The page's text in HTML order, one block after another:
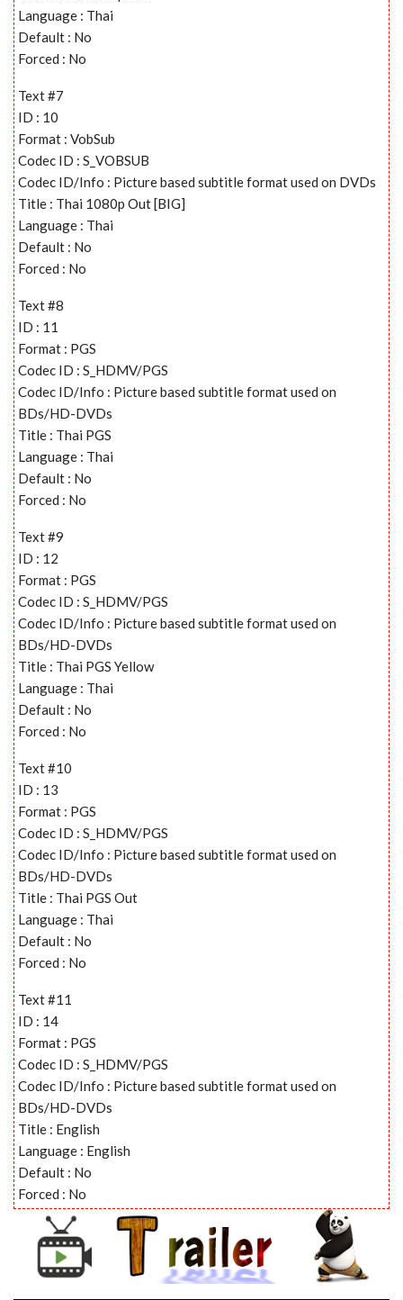
Language : Thai
Default : No
Forced : No
Text #7
ID : 10
Format : VobSub
Codec ID : S_VOBSUB
Codec ID/Info : Picture based subtitle format used on DVDs
Title : Thai 1080p Out [BIG]
Language : Thai
Default : No
Forced : No
Text #8
ID : 11
Format : PGS
Codec ID : S_HDMV/PGS
Codec ID/Info : Picture based subtitle format used on
BDs/HD-DVDs
Title : Thai PGS
Language : Thai
Default : No
Forced : No
Text #9
ID : 12
Format : PGS
Codec ID : S_HDMV/PGS
Codec ID/Info : Picture based subtitle format used on
BDs/HD-DVDs
Title : Thai PGS Yellow
Language : Thai
Default : No
Forced : No
Text #10
ID : 13
Format : PGS
Codec ID : S_HDMV/PGS
Codec ID/Info : Picture based subtitle format used on
BDs/HD-DVDs
Title : Thai PGS Out
Language : Thai
Default : No
Forced : No
Text #11
ID : 14
Format : PGS
Codec ID : S_HDMV/PGS
Codec ID/Info : Picture based subtitle format used on
BDs/HD-DVDs
Title : English
Language : English
Default : No
Forced : No